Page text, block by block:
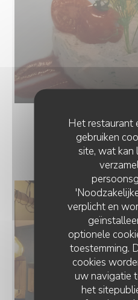
Het restaurant
gebruiken
site, wat kan
verplicht en
optionele
toestemming.
cookies
uw navigatie
het